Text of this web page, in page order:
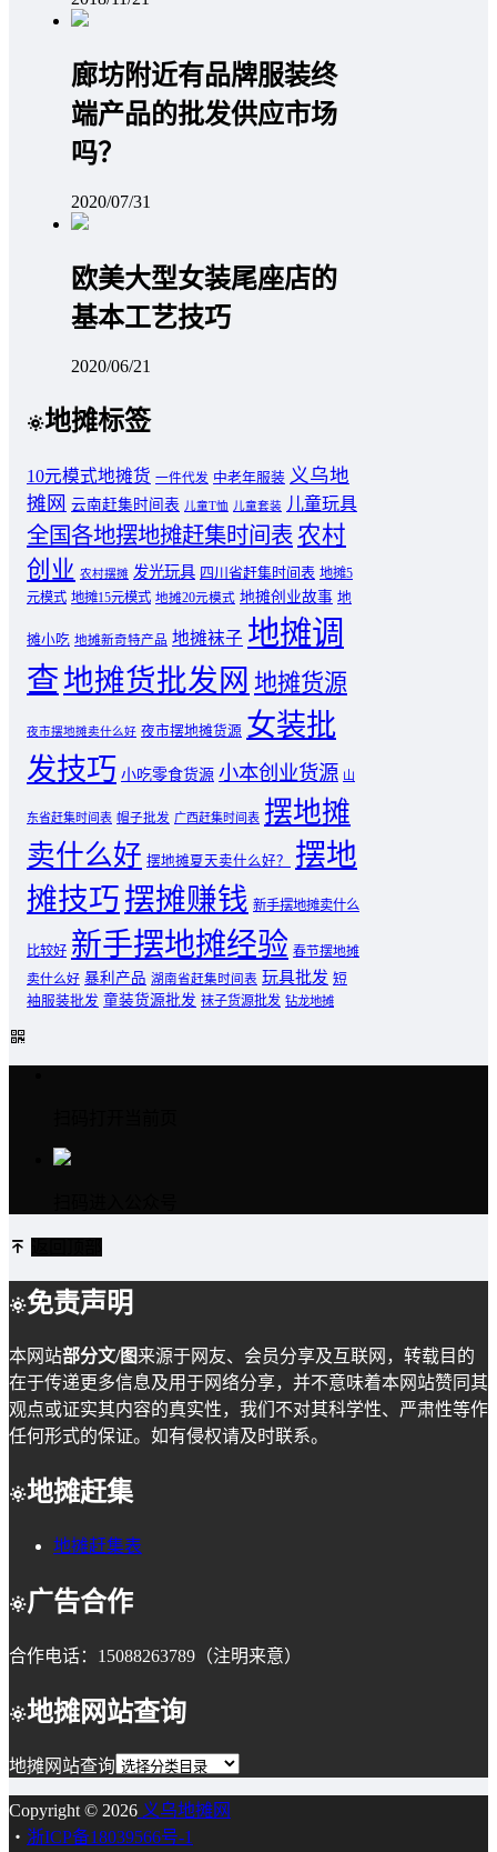
廊坊附近有品牌服装终
端产品的批发供应市场
吗？
2020/07/31
欧美大型女装尾座店的
基本工艺技巧
2020/06/21
地摊标签
10元模式地摊货 一件代发 中老年服装 义乌地
摊网 云南赶集时间表 儿童T恤 儿童套装 儿童玩具
全国各地摆地摊赶集时间表 农村
创业 农村摆摊 发光玩具 四川省赶集时间表 地摊5
元模式 地摊15元模式 地摊20元模式 地摊创业故事 地
摊小吃 地摊新奇特产品 地摊袜子 地摊调
查地摊货批发网 地摊货源
夜市摆地摊卖什么好 夜市摆地摊货源 女装批
发技巧 小吃零食货源 小本创业货源 山
东省赶集时间表 帽子批发 广西赶集时间表 摆地摊
卖什么好 摆地摊夏天卖什么好？
摆地
摊技巧摆摊赚钱 新手摆地摊卖什么
比较好 新手摆地摊经验 春节摆地摊
卖什么好 暴利产品 湖南省赶集时间表 玩具批发 短
袖服装批发 童装货源批发 袜子货源批发 钻龙地摊
免责声明
本网站部分文/图来源于网友、会员分享及互联网，转载目的
在于传递更多信息及用于网络分享，并不意味着本网站赞同其
观点或证实其内容的真实性，我们不对其科学性、严肃性等作
任何形式的保证。如有侵权请及时联系。
地摊赶集
地摊赶集表
广告合作
合作电话：15088263789（注明来意）
地摊网站查询
地摊网站查询
Copyright © 2026 义乌地摊网
・ 浙ICP备18039566号-1